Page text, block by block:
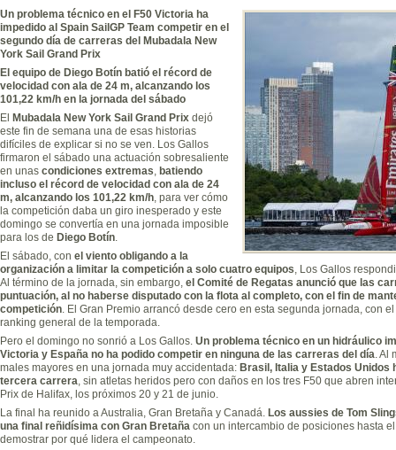
Un problema técnico en el F50 Victoria ha
impedido al Spain SailGP Team competir en el
segundo día de carreras del Mubadala New
York Sail Grand Prix
El equipo de Diego Botín batió el récord de
velocidad con ala de 24 m, alcanzando los
101,22 km/h en la jornada del sábado
El Mubadala New York Sail Grand Prix dejó
este fin de semana una de esas historias
difíciles de explicar si no se ven. Los Gallos
firmaron el sábado una actuación sobresaliente
en unas condiciones extremas, batiendo
incluso el récord de velocidad con ala de 24
m, alcanzando los 101,22 km/h, para ver cómo
la competición daba un giro inesperado y este
domingo se convertía en una jornada imposible
para los de Diego Botín.
El sábado, con el viento obligando a la
organización a limitar la competición a solo cuatro equipos, Los Gallos
Al término de la jornada, sin embargo, el Comité de Regatas anunció que las
puntuación, al no haberse disputado con la flota al completo, con el fin de
competición. El Gran Premio arrancó desde cero en esta segunda jornada, con
ranking general de la temporada.
Pero el domingo no sonrió a Los Gallos. Un problema técnico en un hidráulico
Victoria y España no ha podido competir en ninguna de las carreras del día. Al
males mayores en una jornada muy accidentada: Brasil, Italia y Estados Unidos
tercera carrera, sin atletas heridos pero con daños en los tres F50 que abren
Prix de Halifax, los próximos 20 y 21 de junio.
La final ha reunido a Australia, Gran Bretaña y Canadá. Los aussies de Tom
una final reñidísima con Gran Bretaña con un intercambio de posiciones hasta
demostrar por qué lidera el campeonato.